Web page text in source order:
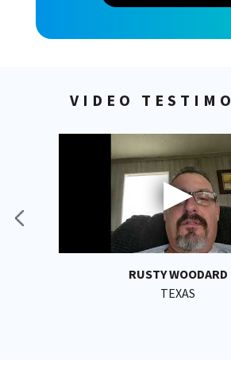
VIDEO
RUSTY WOODARD
TEXAS